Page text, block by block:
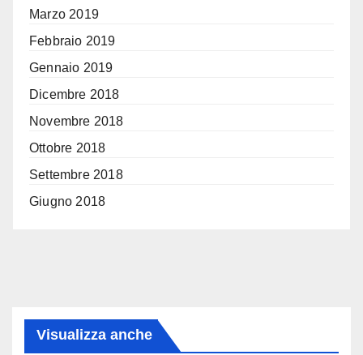
Marzo 2019
Febbraio 2019
Gennaio 2019
Dicembre 2018
Novembre 2018
Ottobre 2018
Settembre 2018
Giugno 2018
Visualizza anche